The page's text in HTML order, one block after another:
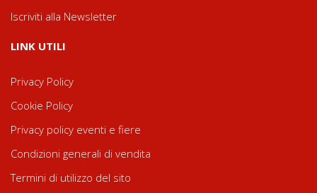
Iscriviti alla Newsletter
LINK UTILI
Privacy Policy
Cookie Policy
Privacy policy eventi e fiere
Condizioni generali di vendita
Termini di utilizzo del sito